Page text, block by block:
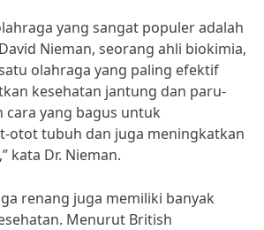
yang sangat populer adalah
Nieman, seorang ahli biokimia,
olahraga yang paling efektif
kesehatan jantung dan paru-
cara yang bagus untuk
otot tubuh dan juga meningkatkan
kata Dr. Nieman.
renang juga memiliki banyak
Menurut British